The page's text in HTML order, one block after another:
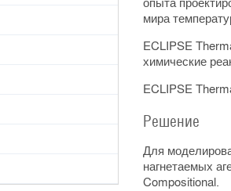
мира
ECLIPSE
химические
ECLIPSE
Решение
Для
нагнетаемых
Compositional.